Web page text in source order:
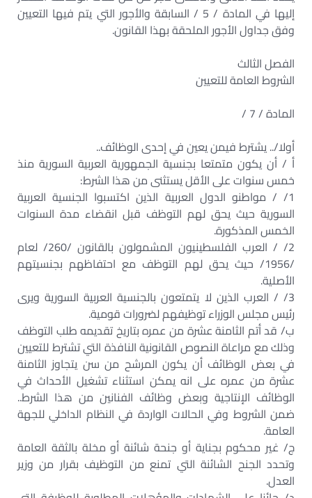
إليها في المادة / 5 / السابقة والأجور التي يتم فيها التعيين
وفق جداول الأجور الملحقة بهذا القانون.
الفصل الثالث
الشروط العامة للتعيين
المادة / 7 /
أولا/.. يشترط فيمن يعين في إحدى الوظائف..
أ / أن يكون متمتعا بجنسية الجمهورية العربية السورية منذ
خمس سنوات على الأقل يستثنى من هذا الشرط:
1/ / مواطنو الدول العربية الذين اكتسبوا الجنسية العربية
السورية حيث يحق لهم التوظف قبل انقضاء مدة السنوات
الخمس المذكورة.
2/ / العرب الفلسطينيون المشمولون بالقانون /260/ لعام
/1956/ حيث يحق لهم التوظف مع احتفاظهم بجنسيتهم
الأصلية.
3/ / العرب الذين لا يتمتعون بالجنسية العربية السورية ويرى
رئيس مجلس الوزراء توظيفهم لضرورات قومية.
ب/ قد أتم الثامنة عشرة من عمره بتاريخ تقديمه طلب التوظف
وذلك مع مراعاة النصوص القانونية النافذة التي تشترط للتعيين
في بعض الوظائف أن يكون المرشح من سن يتجاوز الثامنة
عشرة من عمره على انه يمكن استثناء تشغيل الأحداث في
الوظائف الإنتاجية وبعض وظائف الفنانين من هذا الشرط..
ضمن الشروط وفي الحالات الواردة في النظام الداخلي للجهة
العامة.
ج/ غير محكوم بجناية أو جنحة شائنة أو مخلة بالثقة العامة
وتحدد الجنح الشائنة التي تمنع من التوظيف بقرار من وزير
العدل.